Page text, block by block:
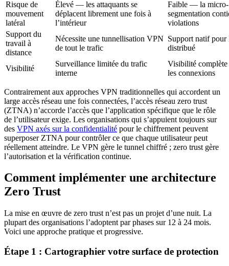
Risque de
mouvement
latéral
Élevé — les attaquants se
déplacent librement une fois à
l’intérieur
Faible — la micro-
segmentation
violations
Support du
travail à
distance
Nécessite une tunnellisation VPN
de tout le trafic
Support natif pour
distribué
Visibilité
Surveillance limitée du trafic
interne
Visibilité complète
les connexions
Contrairement aux approches VPN traditionnelles qui accordent un
large accès réseau une fois connectées, l’accès réseau zero trust
(ZTNA) n’accorde l’accès que l’application spécifique que le rôle
de l’utilisateur exige. Les organisations qui s’appuient toujours sur
des VPN axés sur la confidentialité pour le chiffrement peuvent
superposer ZTNA pour contrôler ce que chaque utilisateur peut
réellement atteindre. Le VPN gère le tunnel chiffré ; zero trust gère
l’autorisation et la vérification continue.
Comment implémenter une architecture
Zero Trust
La mise en œuvre de zero trust n’est pas un projet d’une nuit. La
plupart des organisations l’adoptent par phases sur 12 à 24 mois.
Voici une approche pratique et progressive.
Étape 1 : Cartographier votre surface de protection